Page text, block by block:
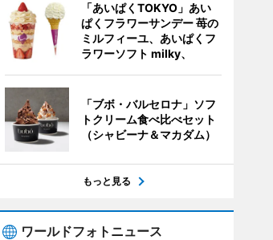
「あいぱくTOKYO」あい
ぱくフラワーサンデー 苺の
ミルフィーユ、あいぱくフ
ラワーソフト milky、
「ブボ・バルセロナ」ソフ
トクリーム食べ比べセット
（シャビーナ＆マカダム）
もっと見る
ワールドフォトニュース